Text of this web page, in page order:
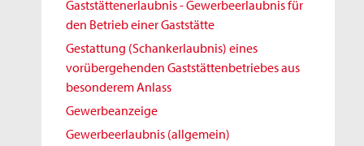
Gaststättenerlaubnis - Gewerbeerlaubnis für
den Betrieb einer Gaststätte
Gestattung (Schankerlaubnis) eines
vorübergehenden Gaststättenbetriebes aus
besonderem Anlass
Gewerbeanzeige
Gewerbeerlaubnis (allgemein)